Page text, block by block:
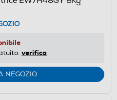
verifica
NEGOZIO